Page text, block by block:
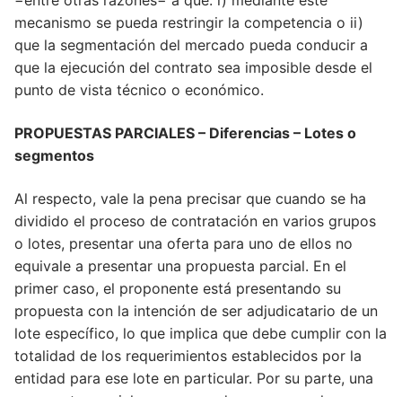
mecanismo se pueda restringir la competencia o ii)
que la segmentación del mercado pueda conducir a
que la ejecución del contrato sea imposible desde el
punto de vista técnico o económico.
PROPUESTAS PARCIALES – Diferencias – Lotes o
segmentos
Al respecto, vale la pena precisar que cuando se ha
dividido el proceso de contratación en varios grupos
o lotes, presentar una oferta para uno de ellos no
equivale a presentar una propuesta parcial. En el
primer caso, el proponente está presentando su
propuesta con la intención de ser adjudicatario de un
lote específico, lo que implica que debe cumplir con la
totalidad de los requerimientos establecidos por la
entidad para ese lote en particular. Por su parte, una